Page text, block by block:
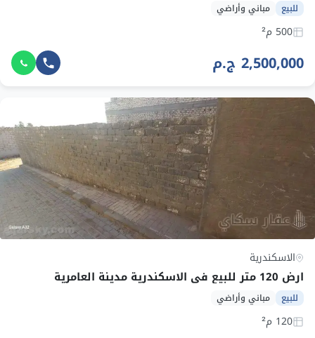
للبيع مباني وأراضي
500 م²
2,500,000 ج.م
الاسكندرية
ارض 120 متر للبيع فى الاسكندرية مدينة العامرية
للبيع مباني وأراضي
120 م²